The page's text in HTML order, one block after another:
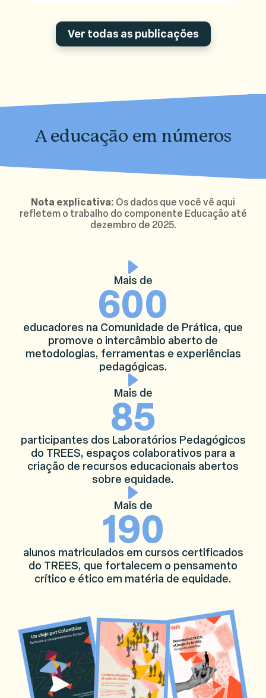
Ver todas as publicações
A educação em números
Nota explicativa: Os dados que você vê aqui
refletem o trabalho do componente Educação até
dezembro de 2025.
Mais de
600
educadores na Comunidade de Prática, que
promove o intercâmbio aberto de
metodologias, ferramentas e experiências
pedagógicas.
Mais de
85
participantes dos Laboratórios Pedagógicos
do TREES, espaços colaborativos para a
criação de recursos educacionais abertos
sobre equidade.
Mais de
190
alunos matriculados em cursos certificados
do TREES, que fortalecem o pensamento
crítico e ético em matéria de equidade.